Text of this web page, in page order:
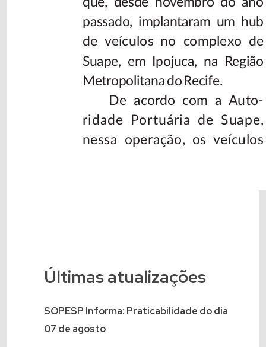
Últimas atualizações
SOPESP Informa: Praticabilidade do dia
07 de agosto